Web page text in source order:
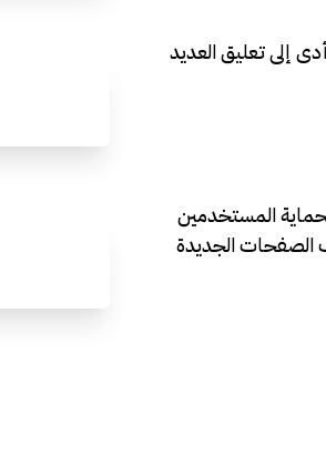
إلى تعليق العديد
المستخدمين
الجديدة